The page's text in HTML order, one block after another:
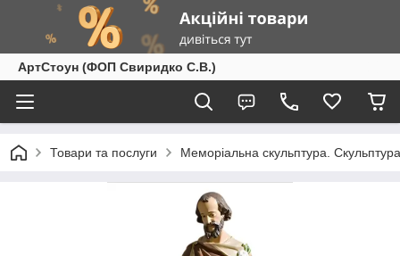
АртСтоун (ФОП Свиридко С.В.)
Товари та послуги Меморіальна скульптура.